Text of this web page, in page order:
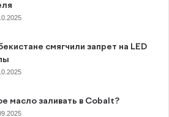
смягчили запрет на LED
масло заливать в Cobalt?